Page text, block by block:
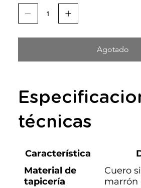
Agotado
técnicas
Característica
Material de
tapicería
Cuero
marrón